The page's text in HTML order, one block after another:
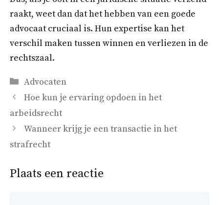
raakt, weet dan dat het hebben van een goede
advocaat cruciaal is. Hun expertise kan het
verschil maken tussen winnen en verliezen in de
rechtszaal.
Categorieën
Advocaten
Hoe kun je ervaring opdoen in het
arbeidsrecht
Wanneer krijg je een transactie in het
strafrecht
Plaats een reactie